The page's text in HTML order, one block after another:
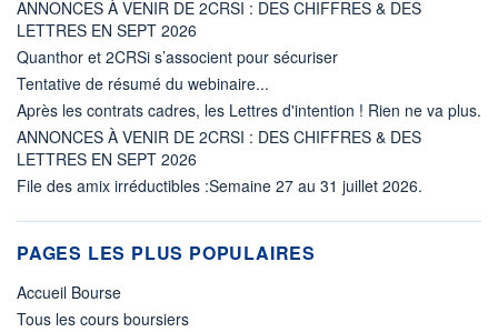
ANNONCES À VENIR DE 2CRSI : DES CHIFFRES & DES
LETTRES EN SEPT 2026
Quanthor et 2CRSi s’associent pour sécuriser
Tentative de résumé du webinaire...
Après les contrats cadres, les Lettres d'intention ! Rien ne va plus.
ANNONCES À VENIR DE 2CRSI : DES CHIFFRES & DES
LETTRES EN SEPT 2026
File des amix irréductibles :Semaine 27 au 31 juillet 2026.
PAGES LES PLUS POPULAIRES
Accueil Bourse
Tous les cours boursiers